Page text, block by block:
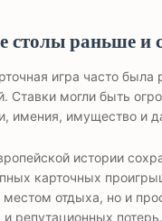
столы раньше и
игра часто была
Ставки могли быть
имения, имущество и
истории
карточных
отдыха, но и
и репутационных потерь.